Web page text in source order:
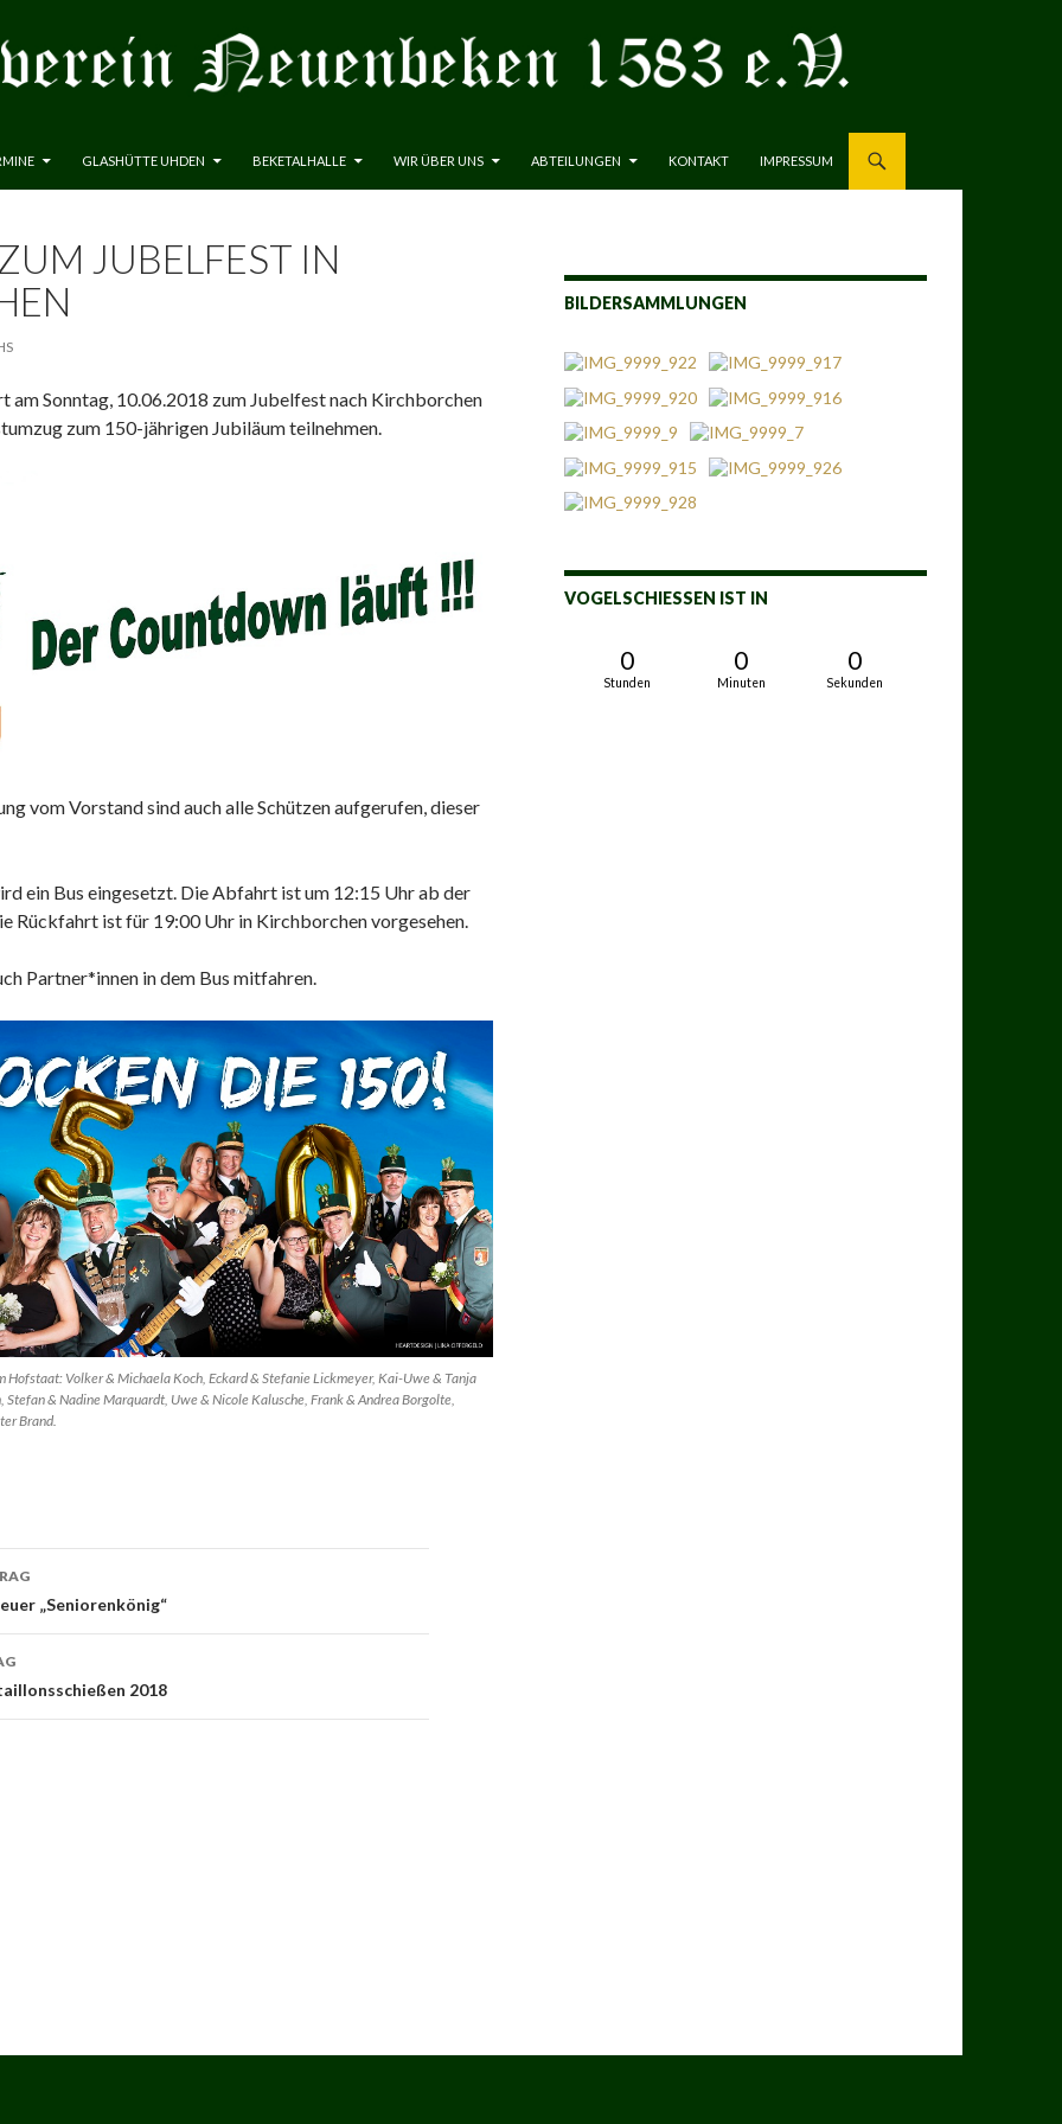
GLASHÜTTE UHDEN BEKETALHALLE WIR ÜBER UNS ABTEILUNGEN KONTAKT IMPRESSUM
JUBELFEST IN
am Sonntag, 10.06.2018 zum Jubelfest nach Kirchborchen
zum 150-jährigen Jubiläum teilnehmen.
vom Vorstand sind auch alle Schützen aufgerufen, dieser
ein Bus eingesetzt. Die Abfahrt ist um 12:15 Uhr ab der
Rückfahrt ist für 19:00 Uhr in Kirchborchen vorgesehen.
Partner*innen in dem Bus mitfahren.
Hofstaat: Volker & Michaela Koch, Eckard & Stefanie Lickmeyer, Kai-Uwe & Tanja
& Nadine Marquardt, Uwe & Nicole Kalusche, Frank & Andrea Borgolte,
Brand.
„Seniorenkönig“
2018
BILDERSAMMLUNGEN
VOGELSCHIESSEN IST IN
0
Stunden
0
Minuten
0
Sekunden